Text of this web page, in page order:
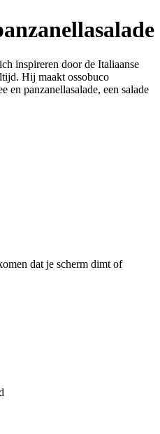
inspireren door de Italiaanse
Hij maakt ossobuco
en panzanellasalade, een salade
dat je scherm dimt of